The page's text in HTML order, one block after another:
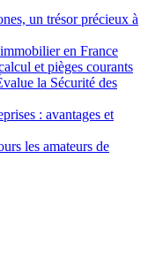
un trésor précieux à
en France
et pièges courants
la Sécurité des
: avantages et
les amateurs de